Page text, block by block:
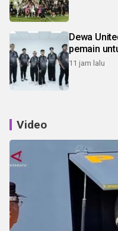
Dewa
pemain
11 jam lalu
Video